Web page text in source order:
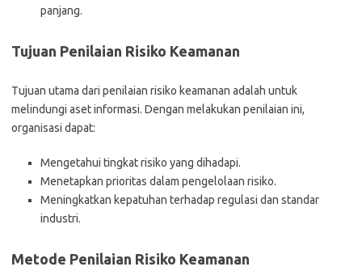
panjang.
Tujuan Penilaian Risiko Keamanan
Tujuan utama dari penilaian risiko keamanan adalah untuk
melindungi aset informasi. Dengan melakukan penilaian ini,
organisasi dapat:
Mengetahui tingkat risiko yang dihadapi.
Menetapkan prioritas dalam pengelolaan risiko.
Meningkatkan kepatuhan terhadap regulasi dan standar
industri.
Metode Penilaian Risiko Keamanan